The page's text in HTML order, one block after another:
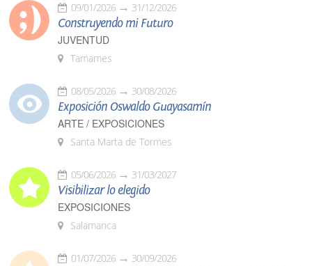
09/01/2026 31/12/2026
Construyendo mi Futuro
JUVENTUD
Tamames
08/05/2026 30/08/2026
Exposición Oswaldo Guayasamín
ARTE / EXPOSICIONES
Santa Marta de Tormes
05/06/2026 31/03/2027
Visibilizar lo elegido
EXPOSICIONES
Salamanca
01/07/2026 30/09/2026